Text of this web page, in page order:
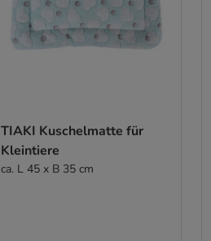
TIAKI Kuschelmatte für
Kleintiere
ca. L 45 x B 35 cm